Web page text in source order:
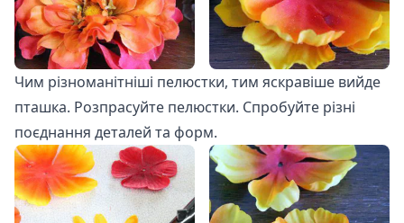
Чим різноманітніші пелюстки, тим яскравіше вийде
пташка. Розпрасуйте пелюстки. Спробуйте різні
поєднання деталей та форм.